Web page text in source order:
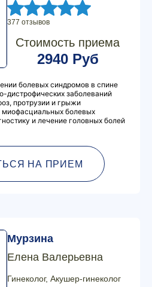
377 отзывов
Стоимость приема
2940 Руб
болевых синдромов в спине
дистрофических заболеваний
протрузии и грыжи
болевых
и лечение головных болей
НА ПРИЕМ
Мурзина
Елена Валерьевна
Гинеколог, Акушер-гинеколог